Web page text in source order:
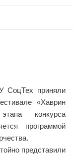
СоцТех приняли
«Хаврин
конкурса
программой
представили